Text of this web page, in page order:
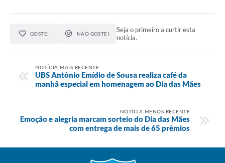
GOSTEI NÃO GOSTEI
Seja o primeiro a curtir esta
notícia.
NOTÍCIA MAIS RECENTE
UBS Antônio Emídio de Sousa realiza café da
manhã especial em homenagem ao Dia das Mães
NOTÍCIA MENOS RECENTE
Emoção e alegria marcam sorteio do Dia das Mães
com entrega de mais de 65 prêmios